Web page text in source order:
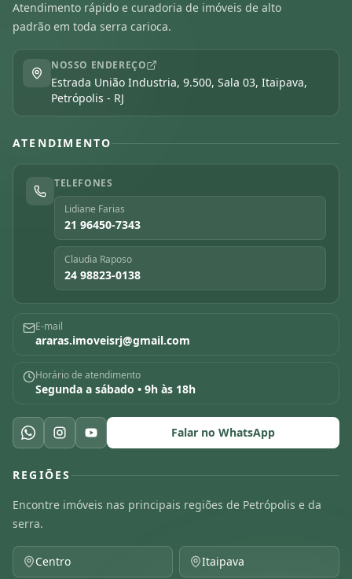
Atendimento rápido e curadoria de imóveis de alto
padrão em toda serra carioca.
NOSSO ENDEREÇO
Estrada União Industria, 9.500, Sala 03, Itaipava,
Petrópolis - RJ
ATENDIMENTO
TELEFONES
Lidiane Farias
21 96450-7343
Claudia Raposo
24 98823-0138
E-mail
araras.imoveisrj@gmail.com
Horário de atendimento
Segunda a sábado • 9h às 18h
Falar no WhatsApp
REGIÕES
Encontre imóveis nas principais regiões de Petrópolis e da
serra.
Centro Itaipava